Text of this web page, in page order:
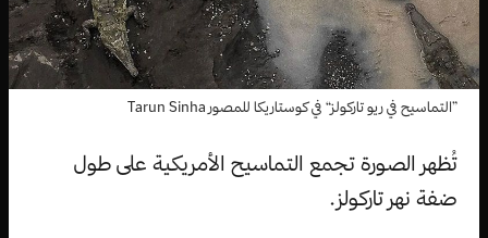
”التماسيح في ريو تاركولز“ في كوستاريكا للمصور Tarun Sinha
تُظهر الصورة تجمع التماسيح الأمريكية على طول
ضفة نهر تاركولز.